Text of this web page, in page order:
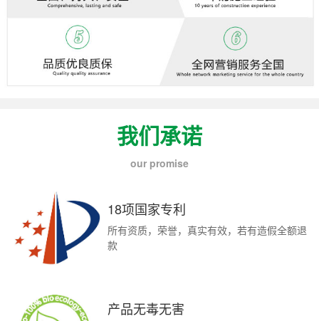
我们承诺
our promise
18项国家专利
所有资质，荣誉，真实有效，若有造假全额退
款
产品无毒无害